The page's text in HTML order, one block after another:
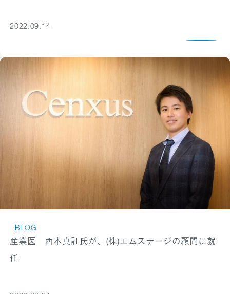
2022.09.14
BLOG
産業医 西本真証氏が、(株)エムステージの顧問に就
任